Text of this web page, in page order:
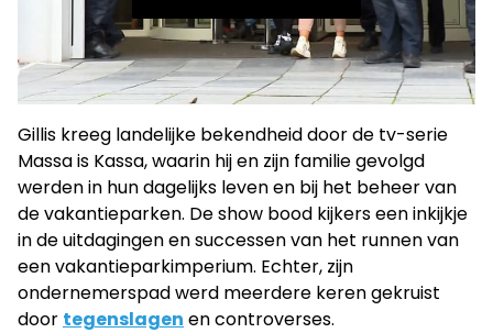
Gillis kreeg landelijke bekendheid door de tv-serie
Massa is Kassa, waarin hij en zijn familie gevolgd
werden in hun dagelijks leven en bij het beheer van
de vakantieparken. De show bood kijkers een inkijkje
in de uitdagingen en successen van het runnen van
een vakantieparkimperium. Echter, zijn
ondernemerspad werd meerdere keren gekruist
door tegenslagen en controverses.